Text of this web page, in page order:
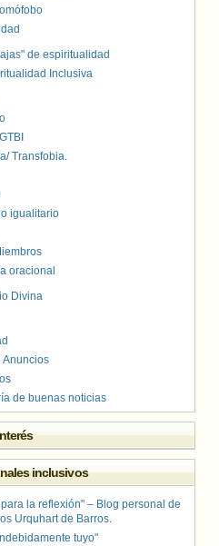
de espiritualidad
Inclusiva
Transfobia.
igualitario
oracional
Divina
Anuncios
de buenas noticias
inclusivos
la reflexión" – Blog personal de
Urquhart de Barros.
tuyo"